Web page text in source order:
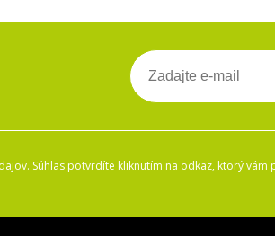
Súhlas potvrdíte kliknutím na odkaz, ktorý vám